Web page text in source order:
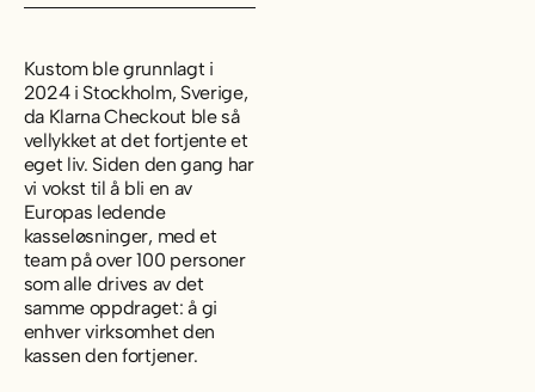
Kustom ble grunnlagt i
2024 i Stockholm, Sverige,
da Klarna Checkout ble så
vellykket at det fortjente et
eget liv. Siden den gang har
vi vokst til å bli en av
Europas ledende
kasseløsninger, med et
team på over 100 personer
som alle drives av det
samme oppdraget: å gi
enhver virksomhet den
kassen den fortjener.